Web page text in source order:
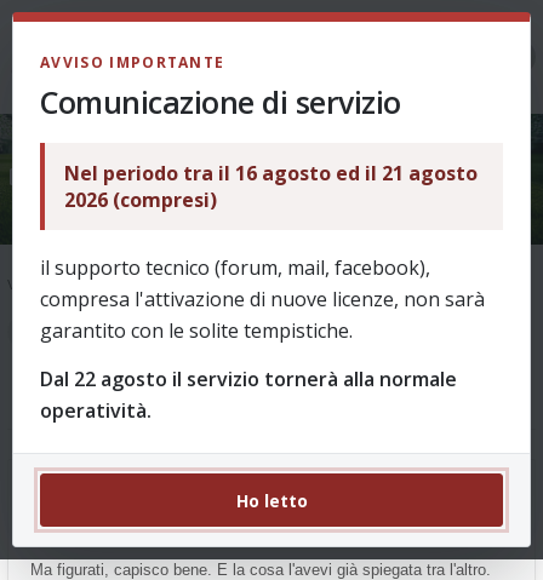
La ricerca ha trovato 33 risultati
Vai alla ricerca avanzata
2 3 4 La ricerca ha trovato 33 risultati
Ma figurati, capisco bene. E la cosa l'avevi già spiegata tra l'altro.
AVVISO IMPORTANTE
Comunicazione di servizio
Nel periodo tra il 16 agosto ed il 21 agosto
2026 (compresi)
il supporto tecnico (forum, mail, facebook),
compresa l'attivazione di nuove licenze, non sarà
garantito con le solite tempistiche.
Dal 22 agosto il servizio tornerà alla normale
operatività.
Ho letto